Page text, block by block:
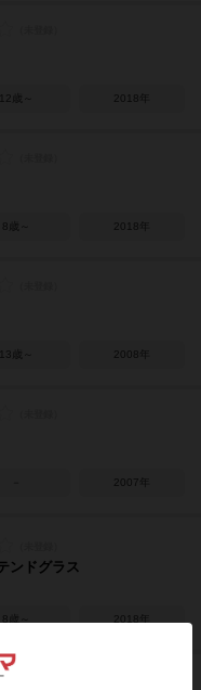
12歳～ 2018年
8歳～ 2018年
13歳～ 2008年
2007年
ンドグラス
8歳～ 2018年